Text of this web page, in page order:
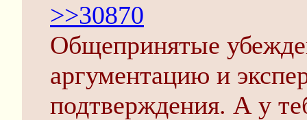
>>30870
Общепринятые
аргументацию и
подтверждения. А у